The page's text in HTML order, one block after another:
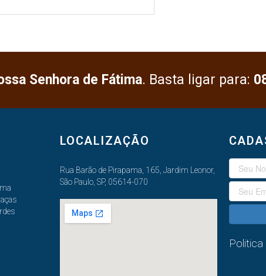
Senhora de Fátima. Basta ligar para:
LOCALIZAÇÃO
Rua Barão de Pirapama, 165, Jardim Leonor,
São Paulo, SP, 05614-070
Politica